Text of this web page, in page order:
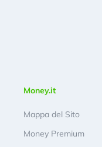
Money.it
Mappa del Sito
Money Premium